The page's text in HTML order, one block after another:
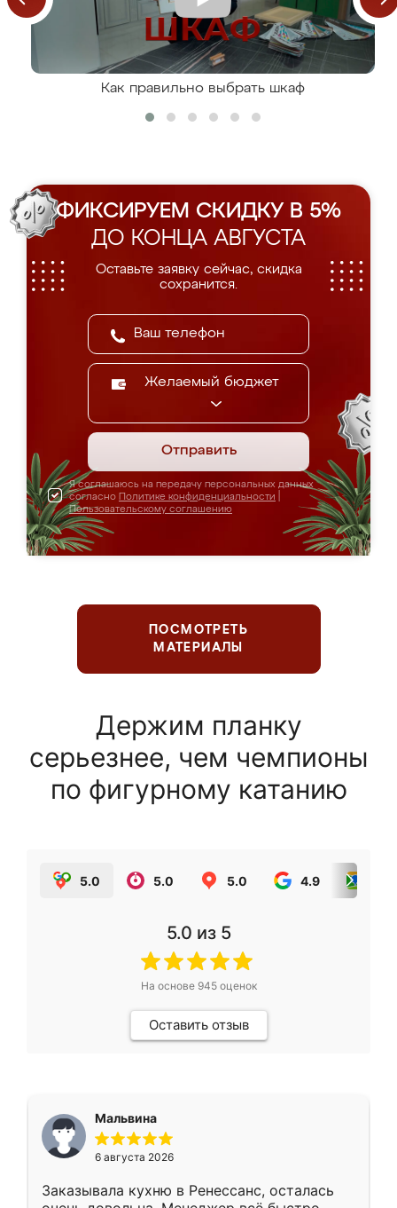
Как правильно выбрать шкаф
ФИКСИРУЕМ СКИДКУ В 5%
ДО КОНЦА АВГУСТА
Оставьте заявку сейчас, скидка
сохранится.
Желаемый бюджет
Отправить
Я соглашаюсь на передачу персональных данных
согласно Политике конфиденциальности
Пользовательскому соглашению
ПОСМОТРЕТЬ
МАТЕРИАЛЫ
Держим планку
серьезнее, чем чемпионы
по фигурному катанию
5.0 5.0 5.0 4.9
5.0 из 5
На основе 945оценок
Оставить отзыв
Мальвина
6 августа 2026
Заказывала кухню в Ренессанс, осталась